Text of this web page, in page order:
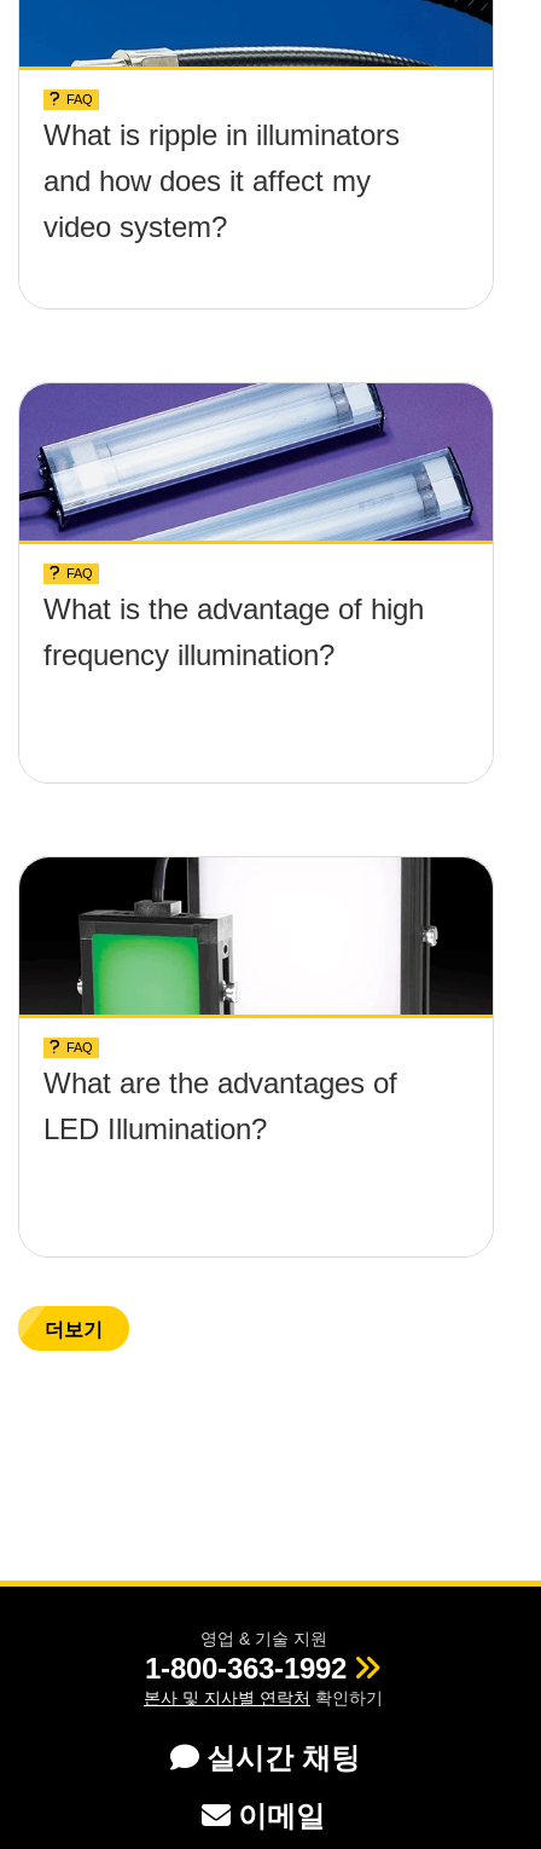
FAQ
What is ripple in illuminators
and how does it affect my
video system?
FAQ
What is the advantage of high
frequency illumination?
FAQ
What are the advantages of
LED Illumination?
더보기
영업 & 기술 지원
1-800-363-1992
본사 및 지사별 연락처 확인하기
실시간 채팅
이메일